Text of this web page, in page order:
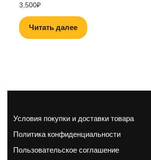
3,500₽
Читать далее
Условия покупки и доставки товара
Политика конфиденциальности
Пользовательское соглашение